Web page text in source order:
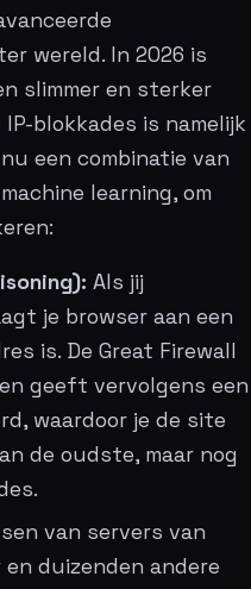
wereld. In 2026 is
slimmer en sterker
blokkades is namelijk
een combinatie van
learning, om
Als jij
je browser aan een
is. De Great Firewall
geeft vervolgens een
waardoor je de site
de oudste, maar nog
van servers van
en duizenden andere